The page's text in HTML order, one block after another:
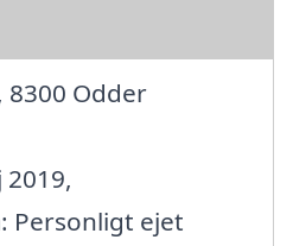
8300 Odder
Personligt ejet